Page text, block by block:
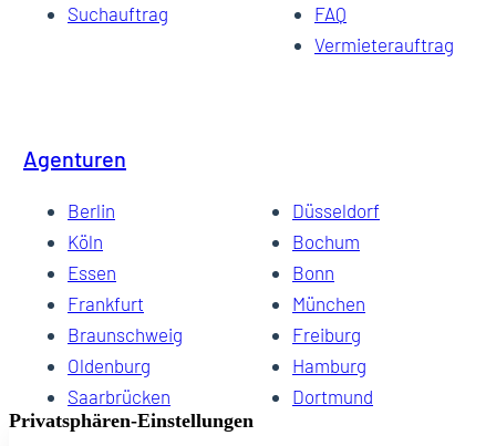
Suchauftrag
FAQ
Vermieterauftrag
Agenturen
Berlin
Düsseldorf
Köln
Bochum
Essen
Bonn
Frankfurt
München
Braunschweig
Freiburg
Oldenburg
Hamburg
Saarbrücken
Dortmund
Hannover